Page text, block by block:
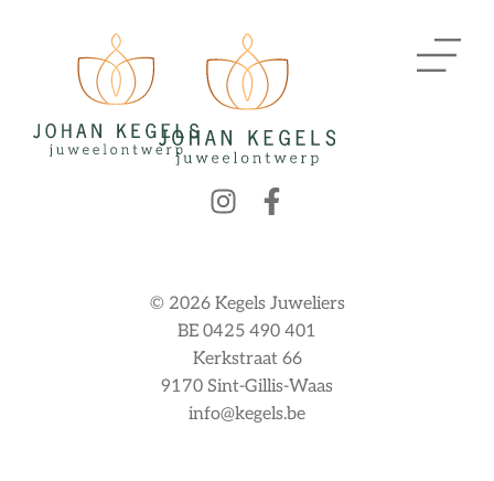
© 2026 Kegels Juweliers
BE 0425 490 401
Kerkstraat 66
9170 Sint-Gillis-Waas
info@kegels.be